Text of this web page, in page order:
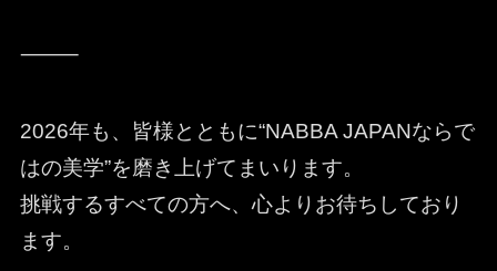
⸻
2026年も、皆様とともに“NABBA JAPANならで
はの美学”を磨き上げてまいります。
挑戦するすべての方へ、心よりお待ちしており
ます。